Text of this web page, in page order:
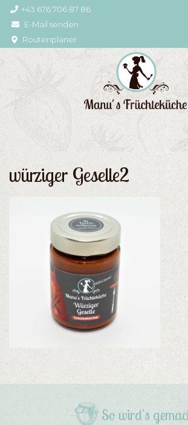
+43 676 706 87 86
E-Mail senden
Routenplaner
würziger Geselle2
So wird's